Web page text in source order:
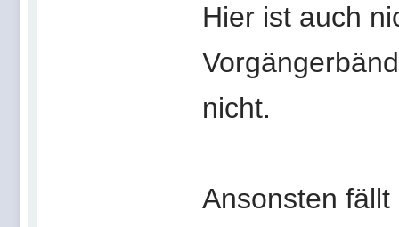
Hier ist auch
nicht.
Ansonsten